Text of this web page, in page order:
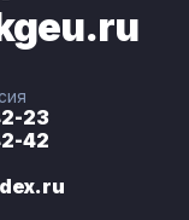
23
42